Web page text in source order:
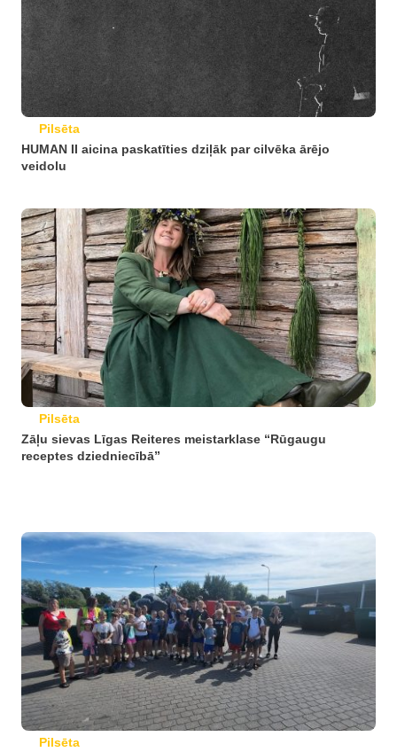
Pilsēta
HUMAN II aicina paskatīties dziļāk par cilvēka ārējo
veidolu
Pilsēta
Zāļu sievas Līgas Reiteres meistarklase “Rūgaugu
receptes dziedniecībā”
Pilsēta